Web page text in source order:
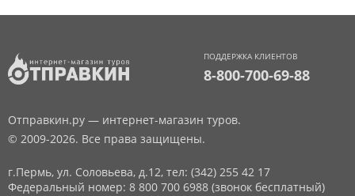
ПОДДЕРЖКА КЛИЕНТОВ
8-800-700-69-88
Отправкин.ру — интернет-магазин туров.
© 2009-2026. Все права защищены.
г.Пермь, ул. Соловьева, д.12, тел: (342) 255 42 17
Федеральный номер: 8 800 700 6988 (звонок бесплатный)